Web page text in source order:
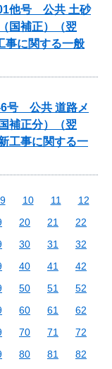
他号 公共 土砂
国補正）（翌
事に関する一般
6号 公共 道路メ
補正分）（翌
工事に関する一
9 10 11
12
20 21
22
30 31
32
40 41
42
50 51
52
60 61
62
70 71
72
80 81
82